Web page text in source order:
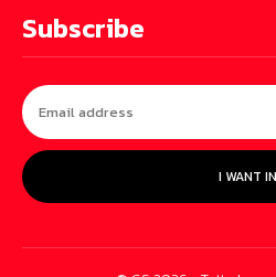
Subscribe
I WANT IN